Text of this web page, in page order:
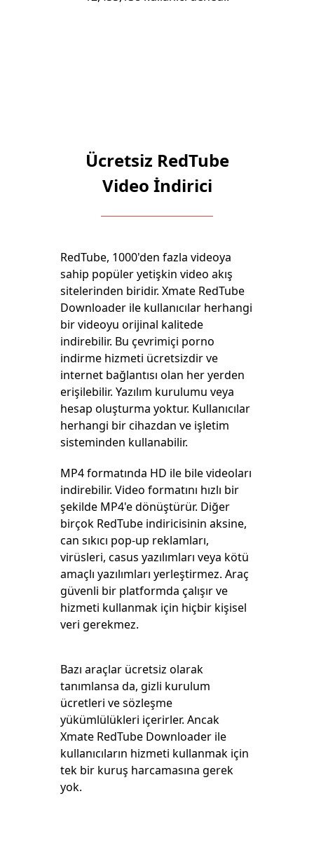
Ücretsiz RedTube
Video İndirici
RedTube, 1000'den fazla videoya
sahip popüler yetişkin video akış
sitelerinden biridir. Xmate RedTube
Downloader ile kullanıcılar herhangi
bir videoyu orijinal kalitede
indirebilir. Bu çevrimiçi porno
indirme hizmeti ücretsizdir ve
internet bağlantısı olan her yerden
erişilebilir. Yazılım kurulumu veya
hesap oluşturma yoktur. Kullanıcılar
herhangi bir cihazdan ve işletim
sisteminden kullanabilir.
MP4 formatında HD ile bile videoları
indirebilir. Video formatını hızlı bir
şekilde MP4'e dönüştürür. Diğer
birçok RedTube indiricisinin aksine,
can sıkıcı pop-up reklamları,
virüsleri, casus yazılımları veya kötü
amaçlı yazılımları yerleştirmez. Araç
güvenli bir platformda çalışır ve
hizmeti kullanmak için hiçbir kişisel
veri gerekmez.
Bazı araçlar ücretsiz olarak
tanımlansa da, gizli kurulum
ücretleri ve sözleşme
yükümlülükleri içerirler. Ancak
Xmate RedTube Downloader ile
kullanıcıların hizmeti kullanmak için
tek bir kuruş harcamasına gerek
yok.